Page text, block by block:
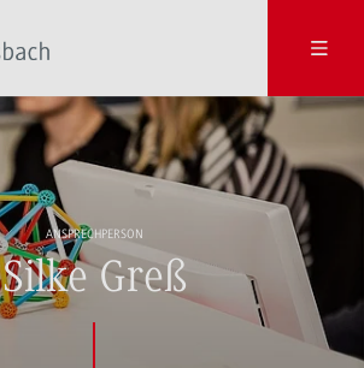
ANSPRECHPERSON
Silke Greß